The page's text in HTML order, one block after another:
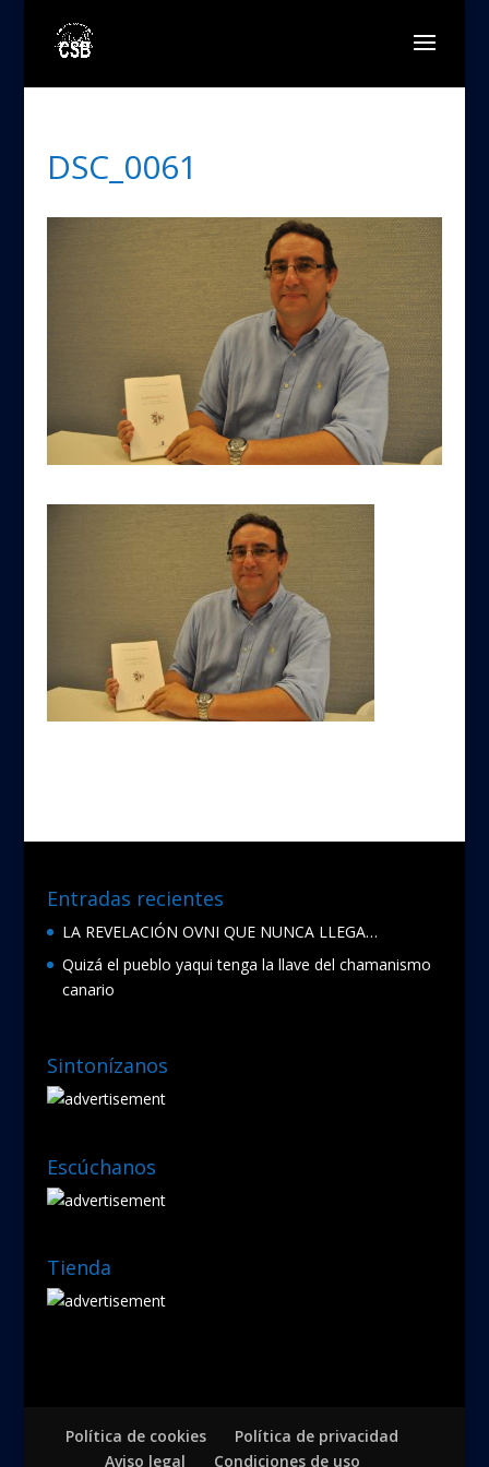
DSC_0061
Entradas recientes
LA REVELACIÓN OVNI QUE NUNCA LLEGA…
Quizá el pueblo yaqui tenga la llave del chamanismo
canario
Sintonízanos
Escúchanos
Tienda
Política de cookies
Política de privacidad
Aviso legal
Condiciones de uso